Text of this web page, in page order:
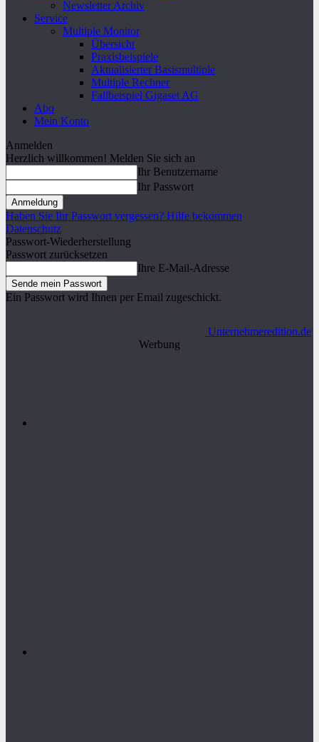
Newsletter Archiv
Service
Multiple Monitor
Übersicht
Praxisbeispiele
Aktualisierter Basismultiple
Multiple Rechner
Fallbeispiel Gigaset AG
Abo
Mein Konto
Anmelden
Herzlich willkommen! Melden Sie sich an
Ihr Benutzername
Ihr Passwort
Haben Sie Ihr Passwort vergessen? Hilfe bekommen
Datenschutz
Passwort-Wiederherstellung
Passwort zurücksetzen
Ihre E-Mail-Adresse
Ein Passwort wird Ihnen per Email zugeschickt.
Unternehmeredition.de
Werbung